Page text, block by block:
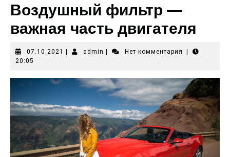
Воздушный фильтр —
важная часть двигателя
07.10.2021 admin Нет комментария
20:05